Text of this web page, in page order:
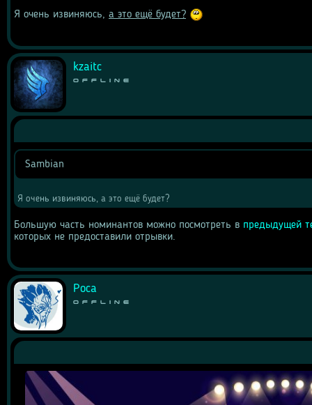
Я очень извиняюсь, а это ещё будет?
kzaitc
Offline
Sambian
Я очень извиняюсь, а это ещё будет?
Большую часть номинантов можно посмотреть в предыдущей
которых не предоставили отрывки.
Роса
Offline